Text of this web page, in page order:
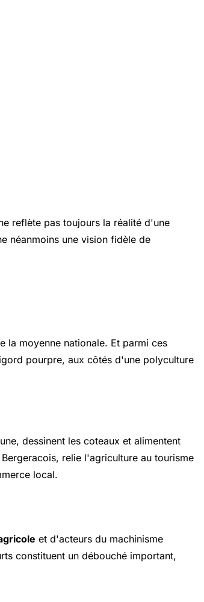
reflète pas toujours la réalité d'une
néanmoins une vision fidèle de
la moyenne nationale. Et parmi ces
pourpre, aux côtés d'une polyculture
dessinent les coteaux et alimentent
relie l'agriculture au tourisme
local.
et d'acteurs du machinisme
constituent un débouché important,